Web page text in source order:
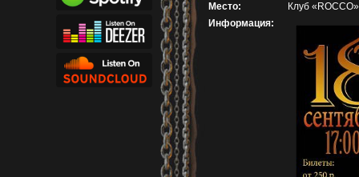
Место:
Клуб
Информация: